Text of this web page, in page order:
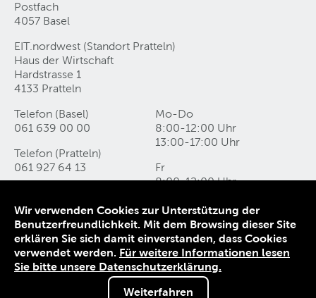
Postfach
4057 Basel
EIT.nordwest (Standort Pratteln)
Haus der Wirtschaft
Hardstrasse 1
4133 Pratteln
Telefon (Basel)
061 639 00 00
Telefon (Pratteln)
061 927 64 13
Mo-Do
8:00-12:00 Uhr
13:00-17:00 Uhr
Fr
8:00-12:00 Uhr
Kontakt
Datenschutz
Impressum
AGB
Wir verwenden Cookies zur Unterstützung der
Benutzerfreundlichkeit. Mit dem Browsing dieser Site
erklären Sie sich damit einverstanden, dass Cookies
verwendet werden. Für weitere Informationen lesen
Sie bitte unsere Datenschutzerklärung.
Weiterfahren